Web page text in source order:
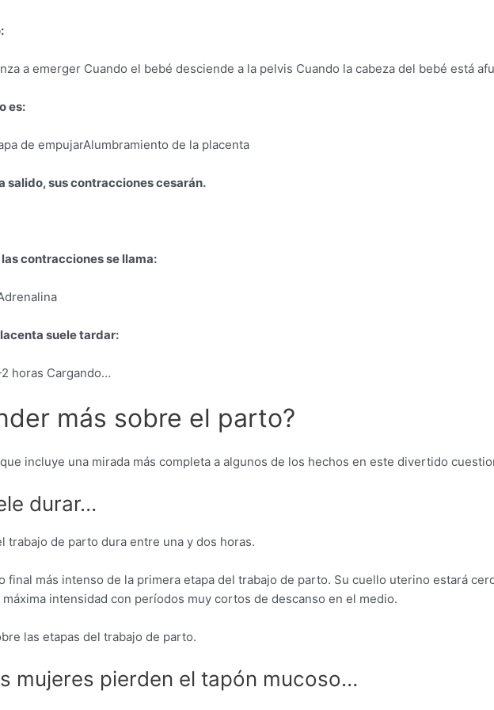
a emerger Cuando el bebé desciende a la pelvis Cuando la cabeza del bebé está
es:
de empujarAlumbramiento de la placenta
salido, sus contracciones cesarán.
contracciones se llama:
suele tardar:
horas Cargando…
más sobre el parto?
incluye una mirada más completa a algunos de los hechos en este divertido
durar…
trabajo de parto dura entre una y dos horas.
final más intenso de la primera etapa del trabajo de parto. Su cuello uterino estará
intensidad con períodos muy cortos de descanso en el medio.
las etapas del trabajo de parto.
mujeres pierden el tapón mucoso…